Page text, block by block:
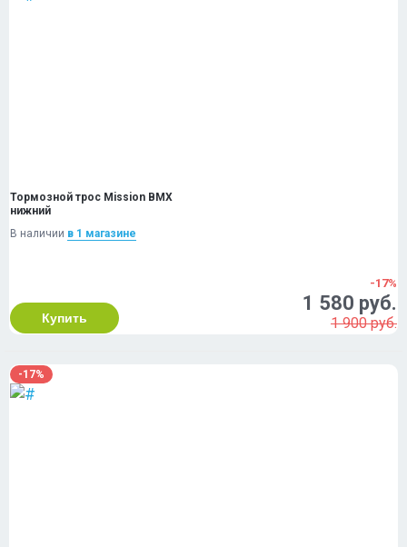
Тормозной трос Mission BMX
нижний
В наличии в 1 магазинe
Купить
-17%
1 580 руб.
1 900 руб.
-17%